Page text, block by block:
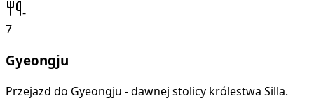
-
7
Gyeongju
Przejazd do Gyeongju - dawnej stolicy królestwa Silla.